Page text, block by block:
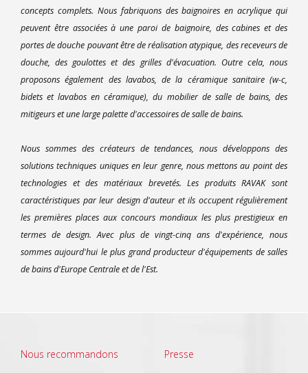
concepts complets. Nous fabriquons des baignoires en acrylique qui
peuvent être associées à une paroi de baignoire, des cabines et des
portes de douche pouvant être de réalisation atypique, des receveurs de
douche, des goulottes et des grilles d'évacuation. Outre cela, nous
proposons également des lavabos, de la céramique sanitaire (w-c,
bidets et lavabos en céramique), du mobilier de salle de bains, des
mitigeurs et une large palette d'accessoires de salle de bains.
Nous sommes des créateurs de tendances, nous développons des
solutions techniques uniques en leur genre, nous mettons au point des
technologies et des matériaux brevetés. Les produits RAVAK sont
caractéristiques par leur design d'auteur et ils occupent régulièrement
les premières places aux concours mondiaux les plus prestigieux en
termes de design. Avec plus de vingt-cinq ans d'expérience, nous
sommes aujourd'hui le plus grand producteur d'équipements de salles
de bains d'Europe Centrale et de l'Est.
Nous recommandons Presse